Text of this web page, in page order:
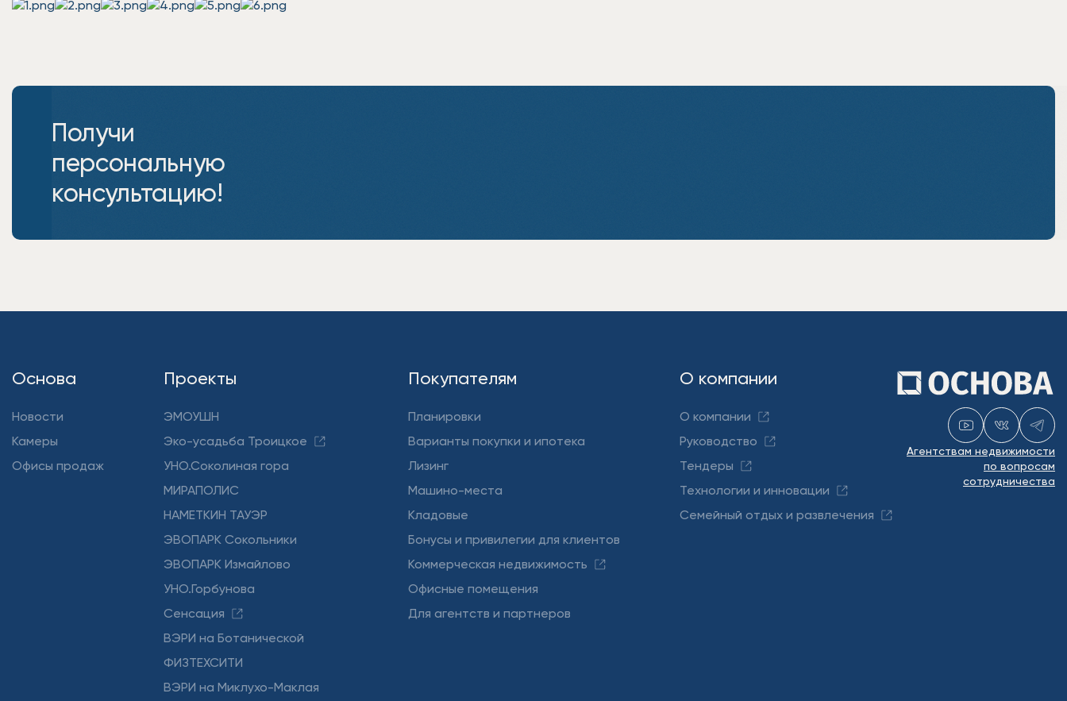
Получи
персональную
консультацию!
Основа
Новости
Камеры
Офисы продаж
Проекты
ЭМОУШН
Эко-усадьба Троицкое
УНО.Соколиная гора
МИРАПОЛИС
НАМЕТКИН ТАУЭР
ЭВОПАРК Сокольники
ЭВОПАРК Измайлово
УНО.Горбунова
Сенсация
ВЭРИ на Ботанической
ФИЗТЕХСИТИ
ВЭРИ на Миклухо-Маклая
Покупателям
Планировки
Варианты покупки и ипотека
Лизинг
Машино-места
Кладовые
Бонусы и привилегии для клиентов
Коммерческая недвижимость
Офисные помещения
Для агентств и партнеров
О компании
О компании
Руководство
Тендеры
Технологии и инновации
Семейный отдых и развлечения
Агентствам недвижимости
по вопросам
сотрудничества